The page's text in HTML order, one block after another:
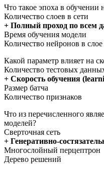
Что такое эпоха в обучении
Количество слоев в сети
+ Полный проход по всем
Время обучения модели
Количество нейронов в слое
Какой параметр влияет на
Количество тестовых
+ Скорость обучения
Размер батча
Количество признаков
Что из перечисленного
моделей?
Сверточная сеть
+ Генеративно-
Многослойный перцептрон
Дерево решений